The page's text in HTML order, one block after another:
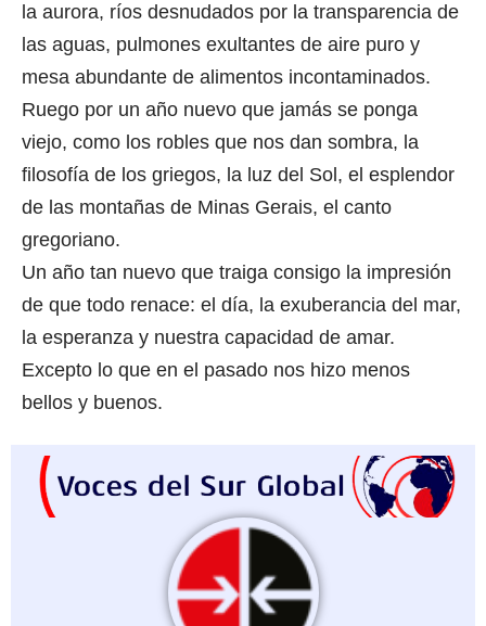
la aurora, ríos desnudados por la transparencia de
las aguas, pulmones exultantes de aire puro y
mesa abundante de alimentos incontaminados.
Ruego por un año nuevo que jamás se ponga
viejo, como los robles que nos dan sombra, la
filosofía de los griegos, la luz del Sol, el esplendor
de las montañas de Minas Gerais, el canto
gregoriano.
Un año tan nuevo que traiga consigo la impresión
de que todo renace: el día, la exuberancia del mar,
la esperanza y nuestra capacidad de amar.
Excepto lo que en el pasado nos hizo menos
bellos y buenos.